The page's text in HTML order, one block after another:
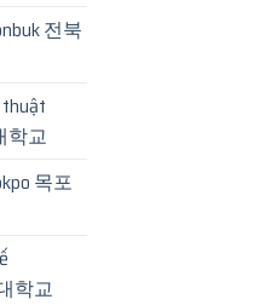
전북
thuật
학교
목포
학교